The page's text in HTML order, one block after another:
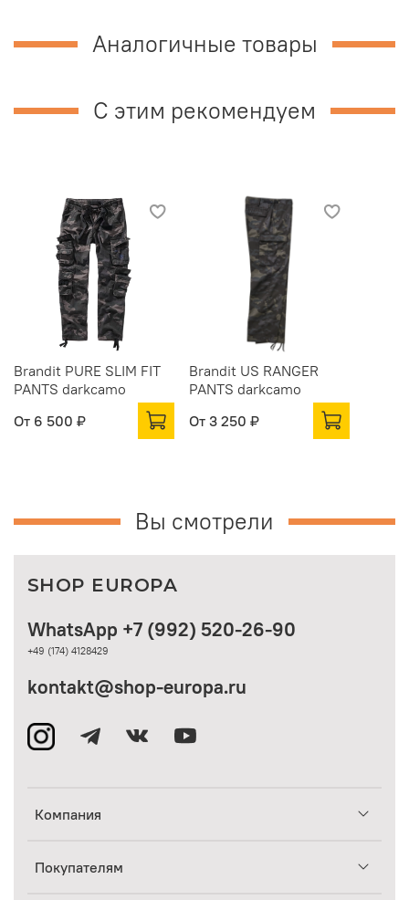
Аналогичные товары
С этим рекомендуем
Brandit PURE SLIM FIT
PANTS darkcamo
От 6 500 ₽
Brandit US RANGER
PANTS darkcamo
От 3 250 ₽
Вы смотрели
Компания
Покупателям
WhatsApp +7 (992) 520-26-90
+49 (174) 4128429
kontakt@shop-europa.ru
SHOP EUROPA